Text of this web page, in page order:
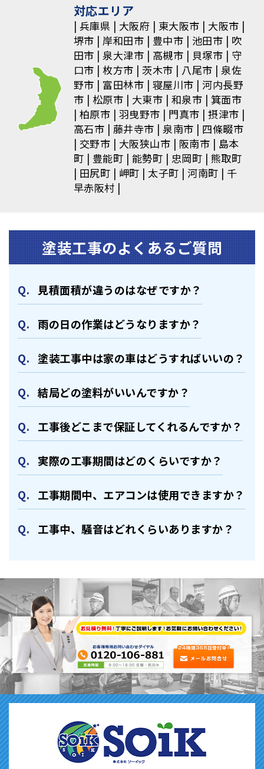
対応エリア
兵庫県 大阪府 東大阪市
大阪市
堺市
岸和田市 豊中市 池田市
吹
田市
泉大津市 高槻市 貝塚市
守
口市
枚方市 茨木市 八尾市
泉佐
野市
富田林市 寝屋川市
河内長野
市
松原市 大東市 和泉市 箕面市
柏原市 羽曳野市 門真市
摂津市
高石市
藤井寺市 泉南市
四條畷市
交野市
大阪狭山市 阪南市
島本
町
豊能町 能勢町 忠岡町 熊取町
田尻町
岬町 太子町 河南町
千
早赤阪村
塗装⼯事のよくあるご質問
⾒積⾯積が違うのはなぜですか？
⾬の日の作業はどうなりますか？
塗装⼯事中は家の⾞はどうすればいいの？
結局どの塗料がいいんですか？
⼯事後どこまで保証してくれるんですか？
実際の⼯事期間はどのくらいですか？
⼯事期間中、エアコンは使⽤できますか？
⼯事中、騒⾳はどれくらいありますか？